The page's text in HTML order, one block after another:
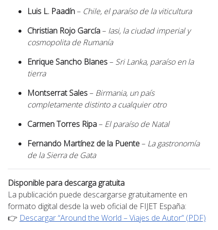
Luis L. Paadín– Chile, el paraíso de la viticultura
Christian Rojo García– Iasi, la ciudad imperial y
cosmopolita de Rumanía
Enrique Sancho Blanes– Sri Lanka, paraíso en la
tierra
Montserrat Sales– Birmania, un país
completamente distinto a cualquier otro
Carmen Torres Ripa– El paraíso de Natal
Fernando Martínez de la Puente– La gastronomía
de la Sierra de Gata
Disponible para descarga gratuita
La publicación puede descargarse gratuitamente en
formato digital desde la web oficial de FIJET España:
👉 Descargar “Around the World – Viajes de Autor” (PDF)